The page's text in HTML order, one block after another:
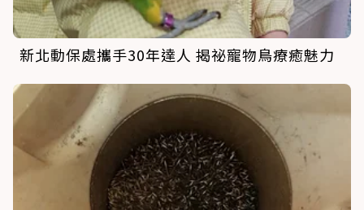
新北動保處攜手30年達人 揭祕寵物鳥療癒魅力